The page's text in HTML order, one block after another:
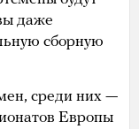
даже
сборную
среди них —
Европы